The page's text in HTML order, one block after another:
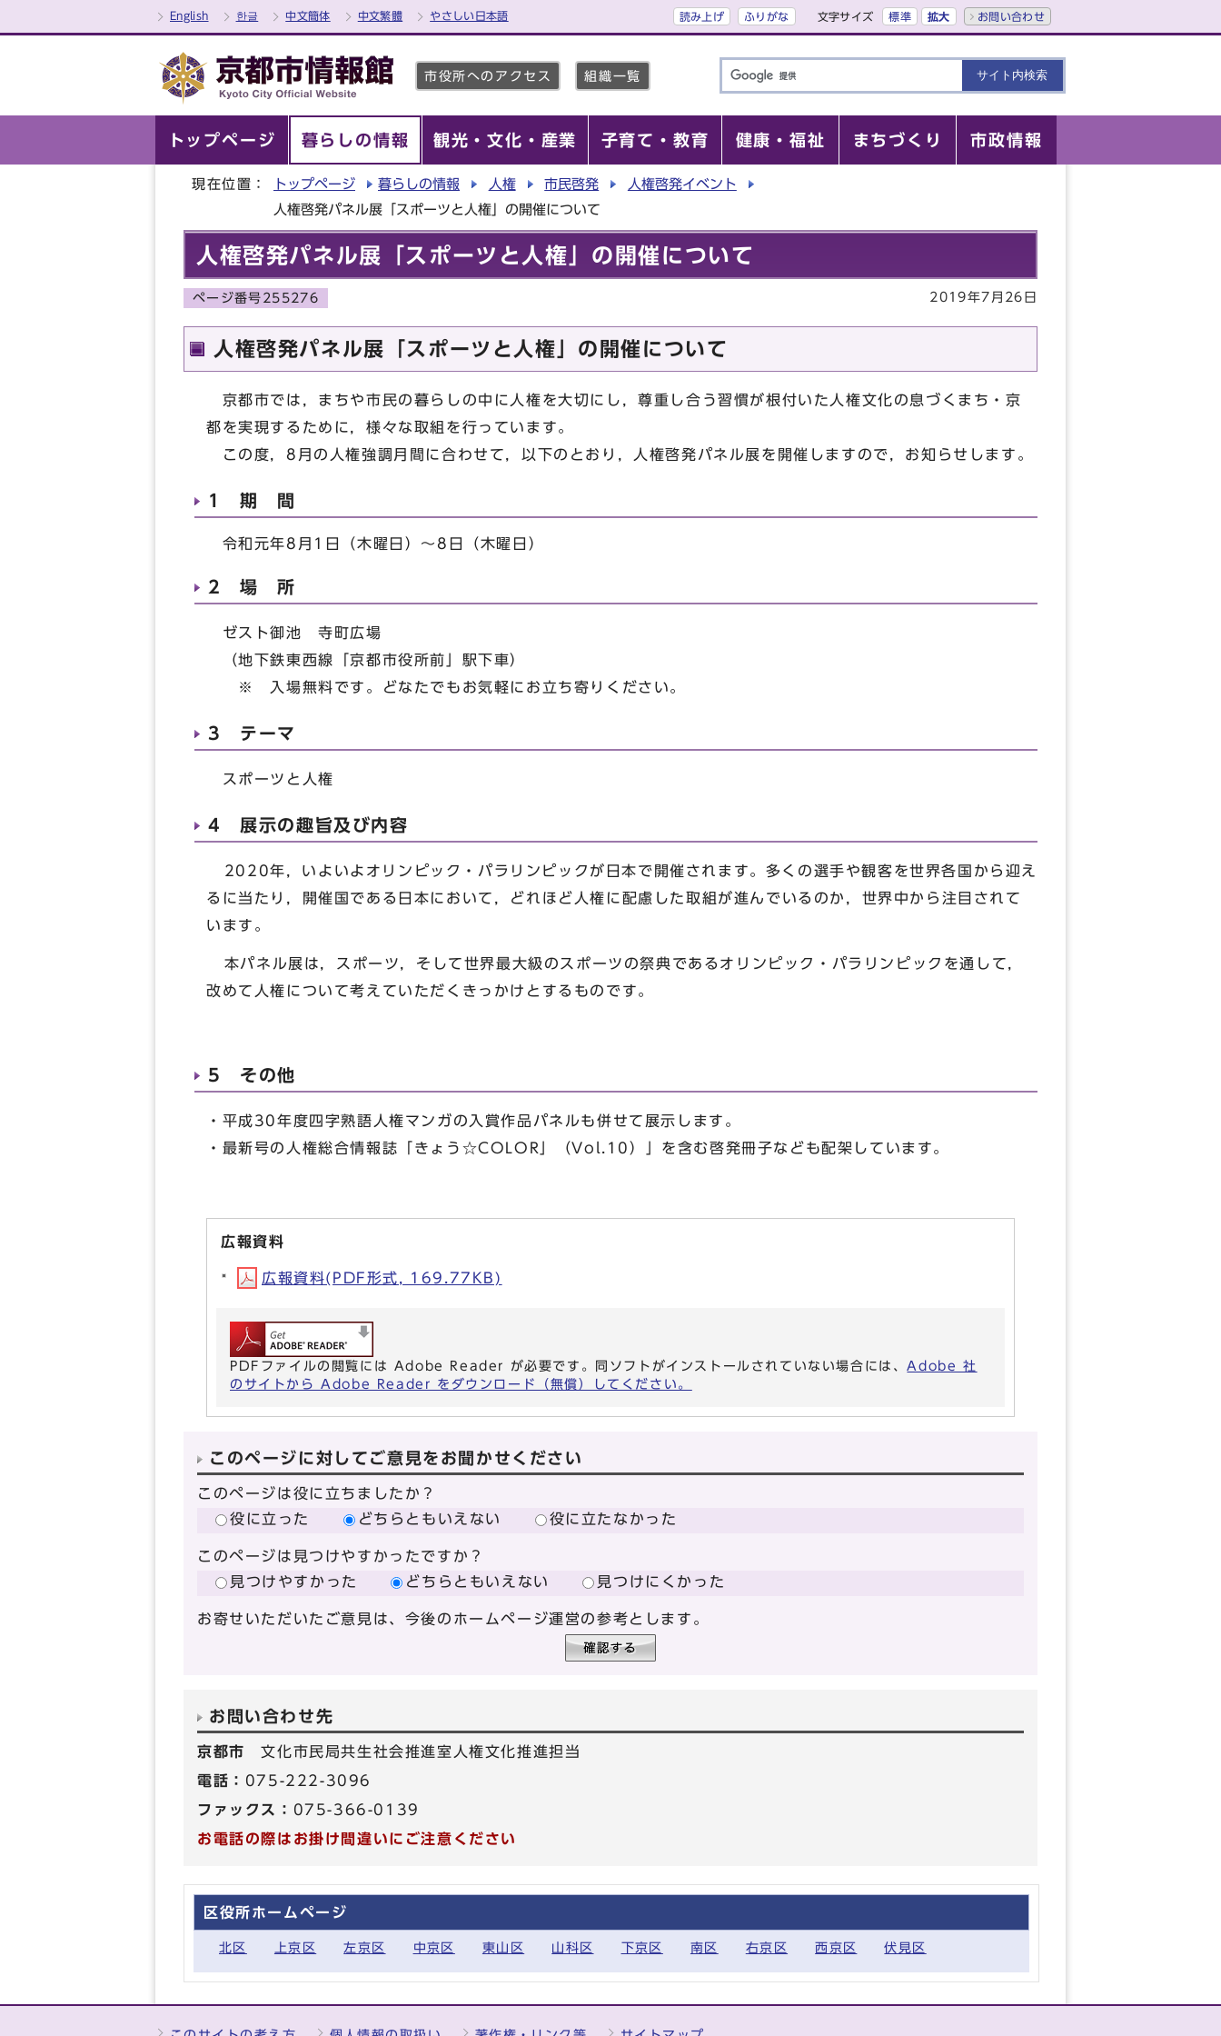
English 한글 中文簡体 中文繁體 やさしい日本語 読み上げ ふりがな 文字サイズ 標準 拡大 お問い合わせ
市役所へのアクセス 組織一覧
トップページ 暮らしの情報 観光・文化・産業 子育て・教育 健康・福祉 まちづくり 市政情報
現在位置： トップページ 暮らしの情報 人権 市民啓発
人権啓発イベント
人権啓発パネル展「スポーツと人権」の開催について
人権啓発パネル展「スポーツと人権」の開催について
ページ番号255276 2019年7月26日
人権啓発パネル展「スポーツと人権」の開催について
京都市では，まちや市民の暮らしの中に人権を大切にし，尊重し合う習慣が根付いた人権文化の息づくまち・京
都を実現するために，様々な取組を行っています。
この度，8月の人権強調月間に合わせて，以下のとおり，人権啓発パネル展を開催しますので，お知らせします。
1 期 間
令和元年8月1日（木曜日）～8日（木曜日）
2 場 所
ゼスト御池 寺町広場
（地下鉄東西線「京都市役所前」駅下車）
※ 入場無料です。どなたでもお気軽にお立ち寄りください。
3 テーマ
スポーツと人権
4 展示の趣旨及び内容
2020年，いよいよオリンピック・パラリンピックが日本で開催されます。多くの選手や観客を世界各国から迎え
るに当たり，開催国である日本において，どれほど人権に配慮した取組が進んでいるのか，世界中から注目されて
います。
本パネル展は，スポーツ，そして世界最大級のスポーツの祭典であるオリンピック・パラリンピックを通して，
改めて人権について考えていただくきっかけとするものです。
5 その他
・平成30年度四字熟語人権マンガの入賞作品パネルも併せて展示します。
・最新号の人権総合情報誌「きょう☆COLOR」（Vol.10）」を含む啓発冊子なども配架しています。
広報資料
広報資料(PDF形式, 169.77KB)
PDFファイルの閲覧には Adobe Reader が必要です。同ソフトがインストールされていない場合には、Adobe 社
のサイトから Adobe Reader をダウンロード（無償）してください。
このページに対してご意見をお聞かせください
このページは役に立ちましたか？
役に立った
どちらともいえない 役に立たなかった
このページは見つけやすかったですか？
見つけやすかった
どちらともいえない 見つけにくかった
お寄せいただいたご意見は、今後のホームページ運営の参考とします。
お問い合わせ先
京都市文化市民局共生社会推進室人権文化推進担当
電話： 075-222-3096
ファックス： 075-366-0139
お電話の際はお掛け間違いにご注意ください
区役所ホームページ
北区 上京区 左京区 中京区 東山区 山科区 下京区 南区 右京区 西京区 伏見区